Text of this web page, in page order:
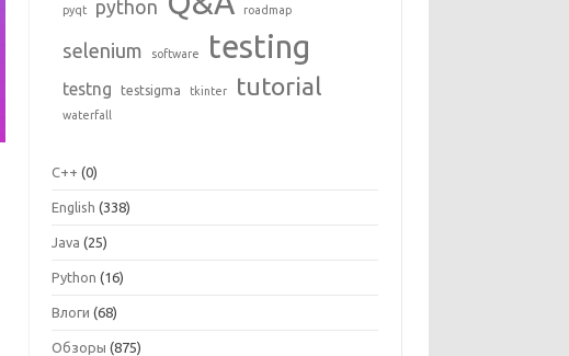
pyqt python roadmap
selenium software testing
testng testsigma tkinter tutorial
waterfall
C++ (0)
English (338)
Java (25)
Python (16)
Влоги (68)
Обзоры (875)